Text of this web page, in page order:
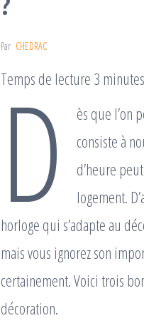
Par CHEDRAC
Temps de lecture 3 minutes
D
ès que l’on
consiste à
d’heure
logement.
horloge qui s’adapte au
mais vous ignorez son
certainement. Voici trois
décoration.